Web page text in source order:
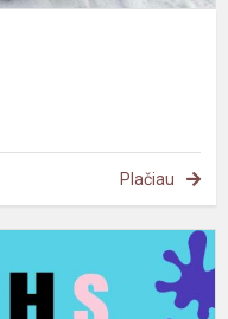
Plačiau